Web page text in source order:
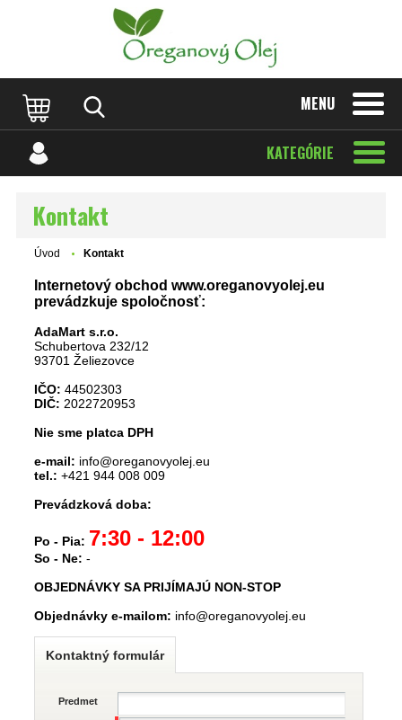
MENU
KATEGÓRIE
Kontakt
Úvod Kontakt
Internetový obchod www.oreganovyolej.eu
prevádzkuje spoločnosť:
AdaMart s.r.o.
Schubertova 232/12
93701 Želiezovce
IČO: 44502303
DIČ: 2022720953
Nie sme platca DPH
e-mail: info@oreganovyolej.eu
tel.: +421 944 008 009
Prevádzková doba:
Po - Pia: 7:30 - 12:00
So - Ne: -
OBJEDNÁVKY SA PRIJÍMAJÚ NON-STOP
Objednávky e-mailom: info@oreganovyolej.eu
Kontaktný formulár
Predmet